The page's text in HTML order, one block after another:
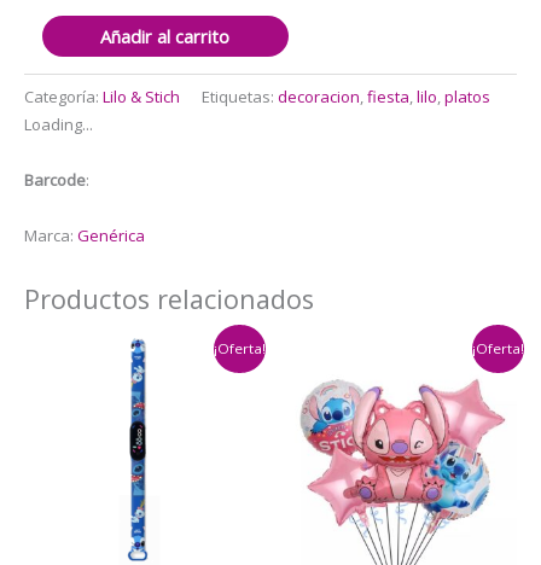
Pack
platos
Lilo
&
(Rosa)
Añadir al carrito
Categoría: Lilo & Stich Etiquetas: decoracion,fiesta,lilo,platos
Loading...
Barcode:
Marca: Genérica
Productos relacionados
¡Oferta! ¡Oferta!